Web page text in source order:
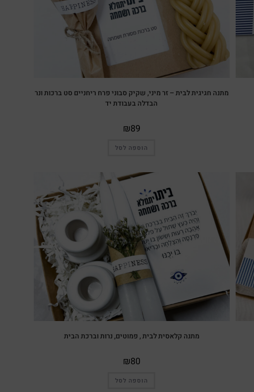
מתנה חגיגית לבית – זר מיני, שקיק סבוני פרח ריחניים סט ברכות ונר
הבדלה בעבודת יד
₪89
הוספה לסל
מתנה קלאסית לבית , פמוטים, נרות וברכת הבית
₪80
הוספה לסל